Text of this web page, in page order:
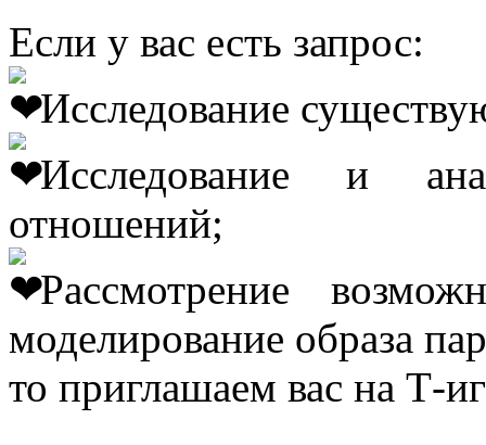
Если у вас есть запрос:
Исследование
Исследование и
отношений;
Рассмотрение
моделирование образа
то приглашаем вас на Т-